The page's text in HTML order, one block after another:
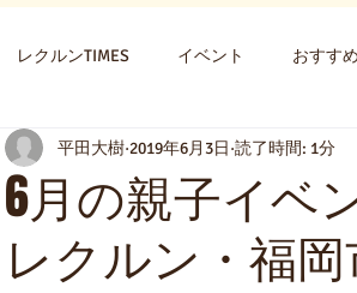
レクルンTIMES イベント おすす
新サービス Cfinder 知育おもちゃの
6月の親子イベ
レクルン・福岡
平田大樹 2019年6月3日 読了時間: 1分